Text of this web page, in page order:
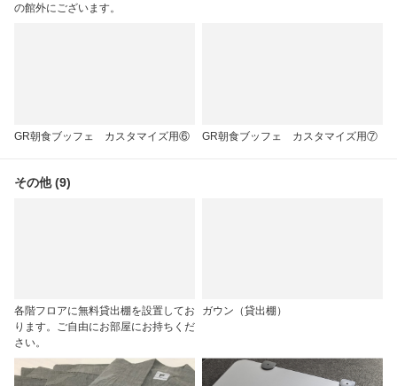
の館外にございます。
GR朝食ブッフェ カスタマイズ用⑥ GR朝食ブッフェ カスタマイズ用⑦
その他 (9)
各階フロアに無料貸出棚を設置してお
ります。ご自由にお部屋にお持ちくだ
さい。
ガウン（貸出棚）